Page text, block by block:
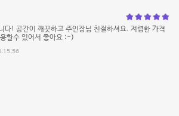
다! 공간이 깨끗하고 주인장님 친절하셔요. 저렴한 가격
할수 있어서 좋아요 :-)